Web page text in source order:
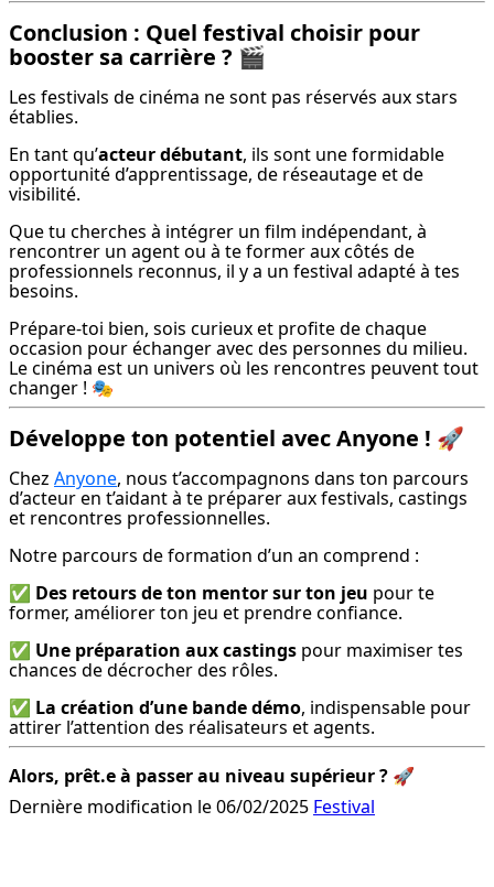
Conclusion : Quel festival choisir pour
booster sa carrière ? 🎬
Les festivals de cinéma ne sont pas réservés aux stars
établies.
En tant qu’acteur débutant, ils sont une formidable
opportunité d’apprentissage, de réseautage et de
visibilité.
Que tu cherches à intégrer un film indépendant, à
rencontrer un agent ou à te former aux côtés de
professionnels reconnus, il y a un festival adapté à tes
besoins.
Prépare-toi bien, sois curieux et profite de chaque
occasion pour échanger avec des personnes du milieu.
Le cinéma est un univers où les rencontres peuvent tout
changer ! 🎭
Développe ton potentiel avec Anyone ! 🚀
Chez Anyone, nous t’accompagnons dans ton parcours
d’acteur en t’aidant à te préparer aux festivals, castings
et rencontres professionnelles.
Notre parcours de formation d’un an comprend :
✅ Des retours de ton mentor sur ton jeu pour te
former, améliorer ton jeu et prendre confiance.
✅ Une préparation aux castings pour maximiser tes
chances de décrocher des rôles.
✅ La création d’une bande démo, indispensable pour
attirer l’attention des réalisateurs et agents.
Alors, prêt.e à passer au niveau supérieur ? 🚀
Dernière modification le 06/02/2025 Festival